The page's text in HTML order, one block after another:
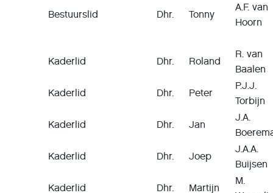
Bestuurslid Dhr. Tonny
A.F. van
Hoorn
Kaderlid Dhr. Roland
R. van
Baalen
Kaderlid Dhr. Peter
P.J.J.
Torbijn
Kaderlid Dhr. Jan
J.A.
Kaderlid Dhr. Joep
J.A.A.
Buijsen
Kaderlid Dhr. Martijn
M.